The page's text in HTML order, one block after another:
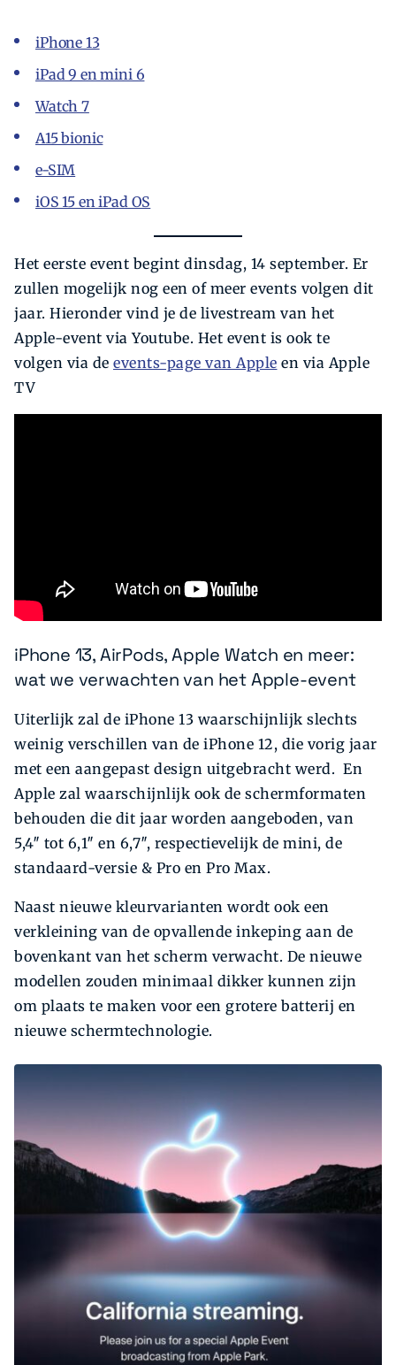
iPhone 13
iPad 9 en mini 6
Watch 7
A15 bionic
e-SIM
iOS 15 en iPad OS
Het eerste event begint dinsdag, 14 september. Er
zullen mogelijk nog een of meer events volgen dit
jaar. Hieronder vind je de livestream van het
Apple-event via Youtube. Het event is ook te
volgen via de events-page van Apple en via Apple
TV
iPhone 13, AirPods, Apple Watch en meer:
wat we verwachten van het Apple-event
Uiterlijk zal de iPhone 13 waarschijnlijk slechts
weinig verschillen van de iPhone 12, die vorig jaar
met een aangepast design uitgebracht werd. En
Apple zal waarschijnlijk ook de schermformaten
behouden die dit jaar worden aangeboden, van
5,4″ tot 6,1″ en 6,7″, respectievelijk de mini, de
standaard-versie & Pro en Pro Max.
Naast nieuwe kleurvarianten wordt ook een
verkleining van de opvallende inkeping aan de
bovenkant van het scherm verwacht. De nieuwe
modellen zouden minimaal dikker kunnen zijn
om plaats te maken voor een grotere batterij en
nieuwe schermtechnologie.